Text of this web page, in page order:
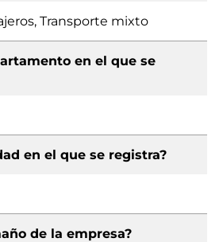
Transporte mixto
en el que se
en el que se registra?
de la empresa?